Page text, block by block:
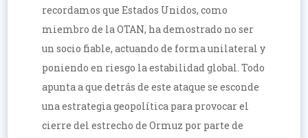
recordamos que Estados Unidos, como
miembro de la OTAN, ha demostrado no ser
un socio fiable, actuando de forma unilateral y
poniendo en riesgo la estabilidad global. Todo
apunta a que detrás de este ataque se esconde
una estrategia geopolítica para provocar el
cierre del estrecho de Ormuz por parte de